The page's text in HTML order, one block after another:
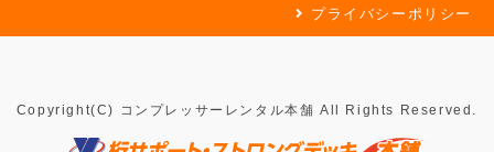
プライバシーポリシー
Copyright(C) コンプレッサーレンタル本舗 All Rights Reserved.